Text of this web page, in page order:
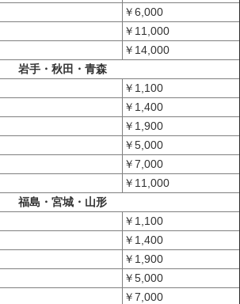
￥6,000
￥11,000
￥14,000
岩手・秋田・青森
￥1,100
￥1,400
￥1,900
￥5,000
￥7,000
￥11,000
福島・宮城・山形
￥1,100
￥1,400
￥1,900
￥5,000
￥7,000